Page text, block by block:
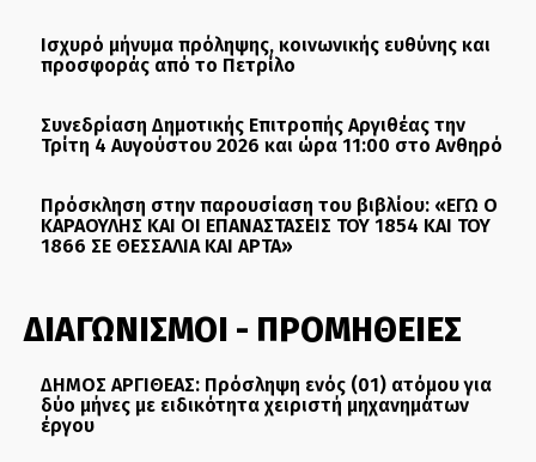
Ισχυρό μήνυμα πρόληψης, κοινωνικής ευθύνης και
προσφοράς από το Πετρίλο
Συνεδρίαση Δημοτικής Επιτροπής Αργιθέας την
Τρίτη 4 Αυγούστου 2026 και ώρα 11:00 στο Ανθηρό
Πρόσκληση στην παρουσίαση του βιβλίου: «ΕΓΩ Ο
ΚΑΡΑΟΥΛΗΣ ΚΑΙ ΟΙ ΕΠΑΝΑΣΤΑΣΕΙΣ ΤΟΥ 1854 ΚΑΙ ΤΟΥ
1866 ΣΕ ΘΕΣΣΑΛΙΑ ΚΑΙ ΑΡΤΑ»
ΔΙΑΓΩΝΙΣΜΟΙ - ΠΡΟΜΗΘΕΙΕΣ
ΔΗΜΟΣ ΑΡΓΙΘΕΑΣ: Πρόσληψη ενός (01) ατόμου για
δύο μήνες με ειδικότητα χειριστή μηχανημάτων
έργου